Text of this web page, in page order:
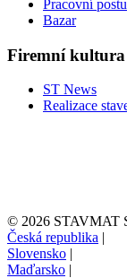
Pracovní
Bazar
Firemní kultura
ST News
Realizace
© 2026 STAVMAT
Česká republika |
Slovensko |
Maďarsko |